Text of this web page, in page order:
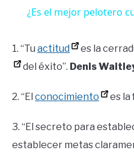
¿Es el mejor pelotero
1. “Tu actitud es la
del éxito”. Denis
2. “El conocimiento es la
3. “El secreto para
establecer metas